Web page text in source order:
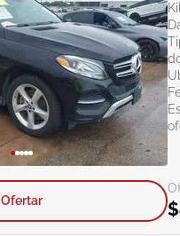
Ofertar